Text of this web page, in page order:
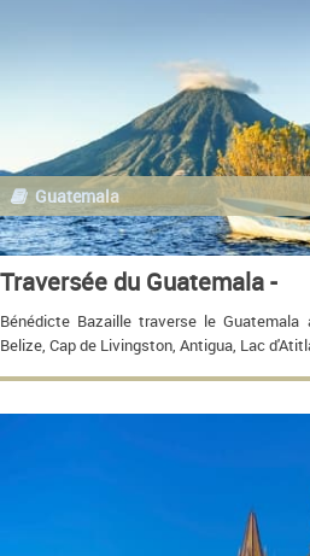
Guatemala
Traversée du Guatemala -
Bénédicte Bazaille traverse le
Belize, Cap de Livingston, Antigua, Lac